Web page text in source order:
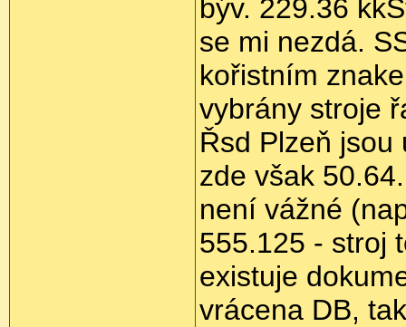
býv. 229.36
se mi nezdá.
kořistním
vybrány stroje
Řsd Plzeň
zde však
není vážné
555.125 - stroj
existuje
vrácena DB,